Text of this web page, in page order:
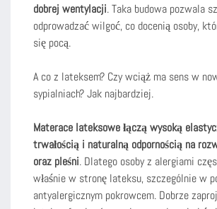
dobrej wentylacji. Taka budowa pozwala
odprowadzać wilgoć, co docenią osoby,
się pocą.
A co z lateksem? Czy wciąż ma sens w
sypialniach? Jak najbardziej.
Materace lateksowe łączą wysoką
trwałością i naturalną odpornością na
oraz pleśni. Dlatego osoby z alergiami
właśnie w stronę lateksu, szczególnie w
antyalergicznym pokrowcem. Dobrze